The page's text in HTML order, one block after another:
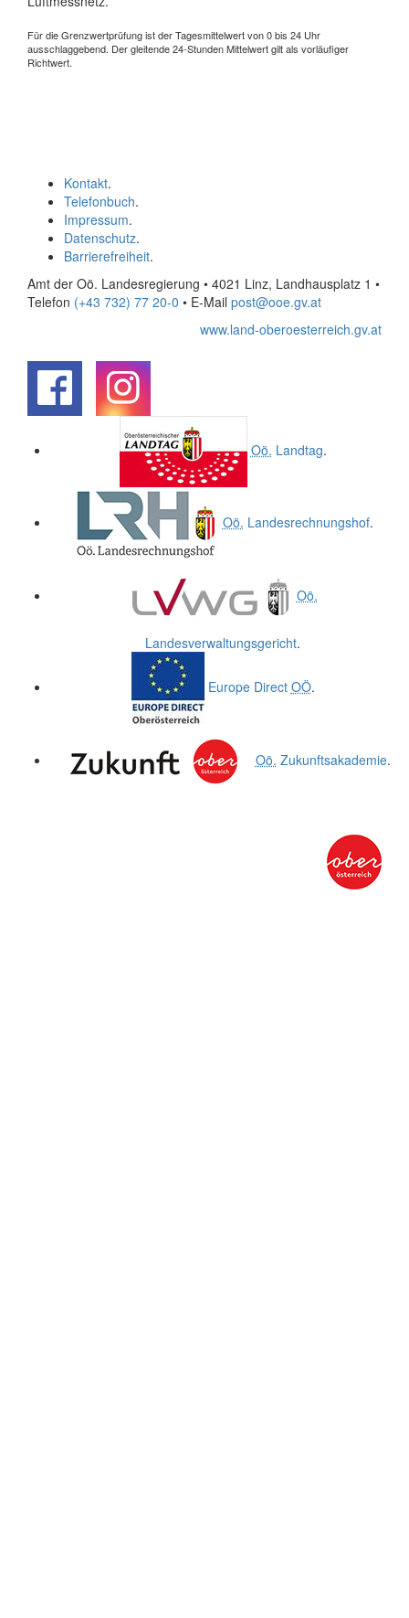
Für die Grenzwertprüfung ist der Tagesmittelwert von 0 bis 24 Uhr
ausschlaggebend. Der gleitende 24-Stunden Mittelwert gilt als vorläufiger
Richtwert.
Kontakt.
Telefonbuch.
Impressum.
Datenschutz.
Barrierefreiheit.
Amt der Oö. Landesregierung • 4021 Linz, Landhausplatz 1 •
Telefon (+43 732) 77 20-0 • E-Mail post@ooe.gv.at
www.land-oberoesterreich.gv.at
Oö. Landtag.
Oö. Landesrechnungshof.
Oö.
Landesverwaltungsgericht.
Europe Direct OÖ.
Oö. Zukunftsakademie.